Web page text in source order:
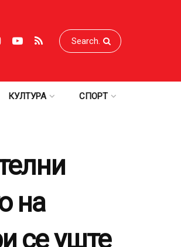
КУЛТУРА СПОРТ
на
се уште